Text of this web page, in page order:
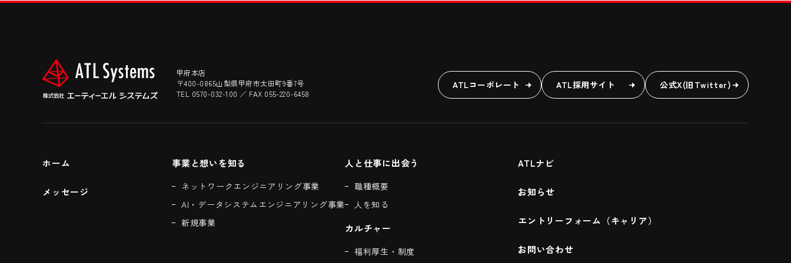
甲府本店
〒400-0865山梨県甲府市太田町9番7号
TEL 0570-032-100 ／ FAX 055-220-6458
ATLコーポレート ATL採用サイト 公式X(旧Twitter)
ホーム
メッセージ
事業と想いを知る
ネットワークエンジニアリング事業
AI・データシステムエンジニアリング事業
新規事業
人と仕事に出会う
職種概要
人を知る
カルチャー
福利厚生・制度
ATLナビ
お知らせ
エントリーフォーム（キャリア）
お問い合わせ